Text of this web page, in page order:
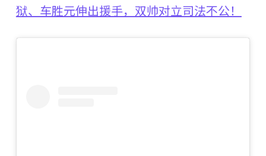
狱、车胜元伸出援手，双帅对立司法不公！